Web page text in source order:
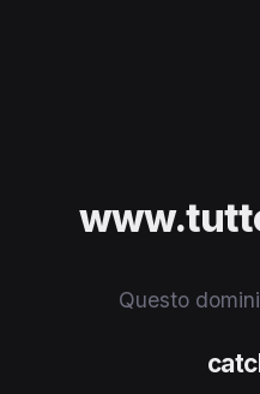
Questo